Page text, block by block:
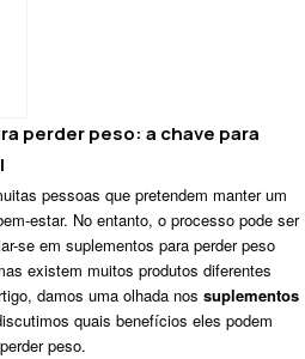
perder peso: a chave para
pessoas que pretendem manter um
estar. No entanto, o processo pode ser
se em suplementos para perder peso
existem muitos produtos diferentes
damos uma olhada nos suplementos
quais benefícios eles podem
peso.